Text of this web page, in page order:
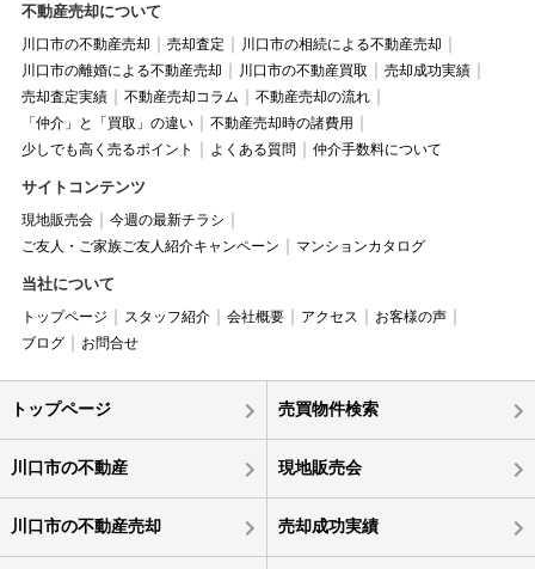
不動産売却について
川口市の不動産売却 売却査定
川口市の相続による不動産売却
川口市の離婚による不動産売却
川口市の不動産買取
売却成功実績
売却査定実績
不動産売却コラム
不動産売却の流れ
「仲介」と「買取」の違い
不動産売却時の諸費用
少しでも高く売るポイント
よくある質問 仲介手数料について
サイトコンテンツ
現地販売会
今週の最新チラシ
ご友人・ご家族ご友人紹介キャンペーン
マンションカタログ
当社について
トップページ スタッフ紹介 会社概要 アクセス
お客様の声
ブログ
お問合せ
トップページ 売買物件検索
川口市の不動産 現地販売会
川口市の不動産売却 売却成功実績